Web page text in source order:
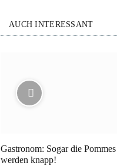
AUCH INTERESSANT
Gastronom: Sogar die Pommes
werden knapp!